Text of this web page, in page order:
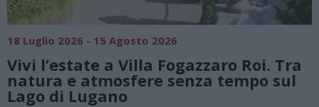
18 Luglio 2026 - 15 Agosto 2026
Vivi l’estate a Villa Fogazzaro Roi. Tra
natura e atmosfere senza tempo sul
Lago di Lugano